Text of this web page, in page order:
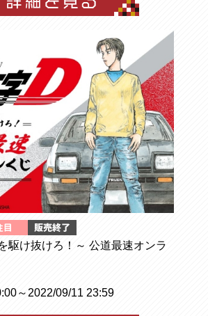
駆け抜けろ！～ 公道最速オンラ
～2022/09/11 23:59